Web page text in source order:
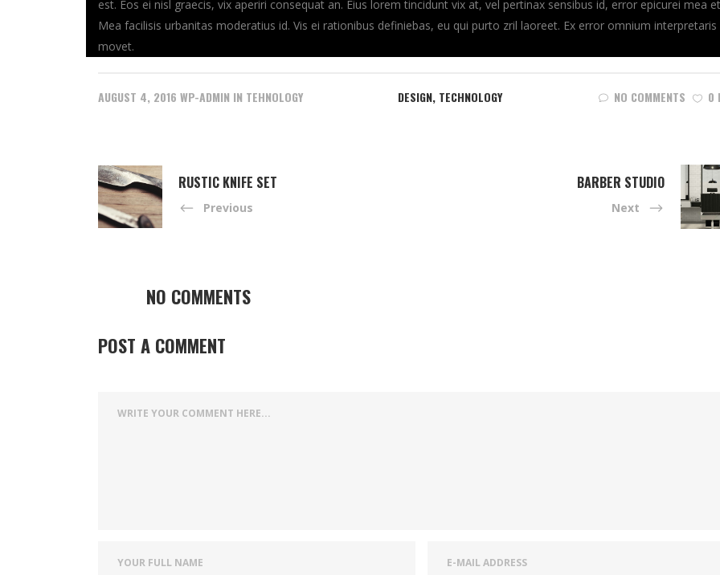
est. Eos ei nisl graecis, vix aperiri consequat an. Eius lorem tincidunt vix at, vel pertinax sensibus id, error epicurei mea
Mea facilisis urbanitas moderatius id. Vis ei rationibus definiebas, eu qui purto zril laoreet. Ex error omnium interpretaris
movet.
AUGUST 4, 2016 WP-ADMIN IN TEHNOLOGY DESIGN, TECHNOLOGY NO COMMENTS 0
RUSTIC KNIFE SET
Previous
BARBER STUDIO
Next
NO COMMENTS
POST A COMMENT